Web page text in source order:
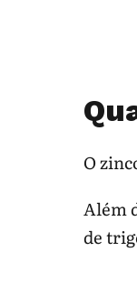
O
Além
de